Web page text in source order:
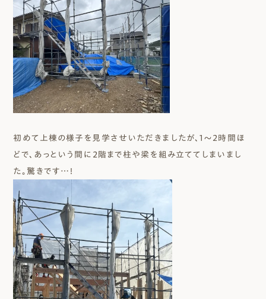
初めて上棟の様子を見学させいただきましたが、1〜２時間ほ
どで、あっという間に2階まで柱や梁を組み立ててしまいまし
た。驚きです…！